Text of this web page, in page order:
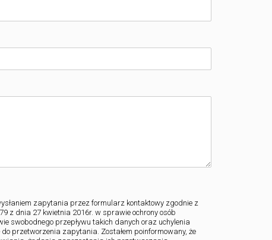
zapytania przez formularz kontaktowy zgodnie z
z dnia 27 kwietnia 2016r. w sprawie ochrony osób
swobodnego przepływu takich danych oraz uchylenia
przetworzenia zapytania. Zostałem poinformowany, że